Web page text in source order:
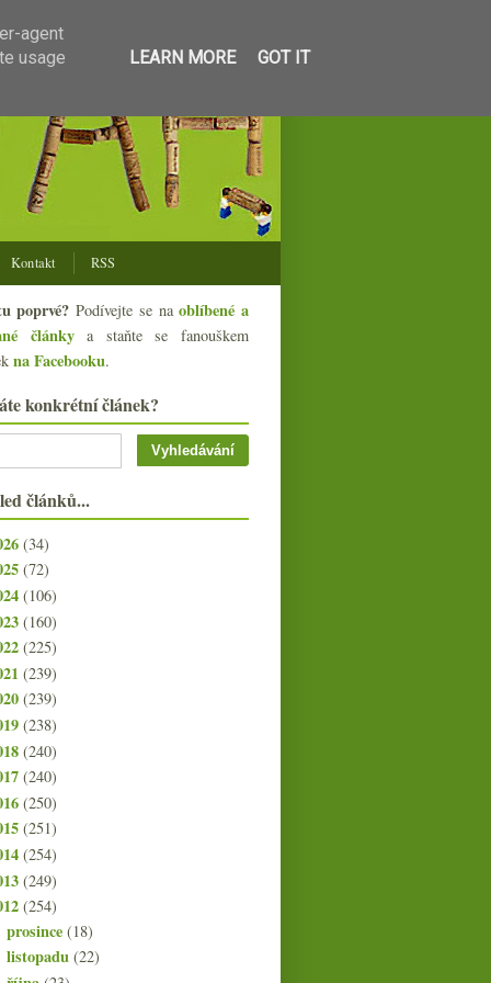
Kontakt RSS
poprvé? Podívejte se naoblíbené a
článkya staňte se fanouškem
na Facebooku.
konkrétní článek?
článků...
(34)
(72)
(106)
(160)
(225)
(239)
(239)
(238)
(240)
(240)
(250)
(251)
(254)
(249)
(254)
prosince(18)
listopadu(22)
agent
usage
LEARN MORE GOT IT